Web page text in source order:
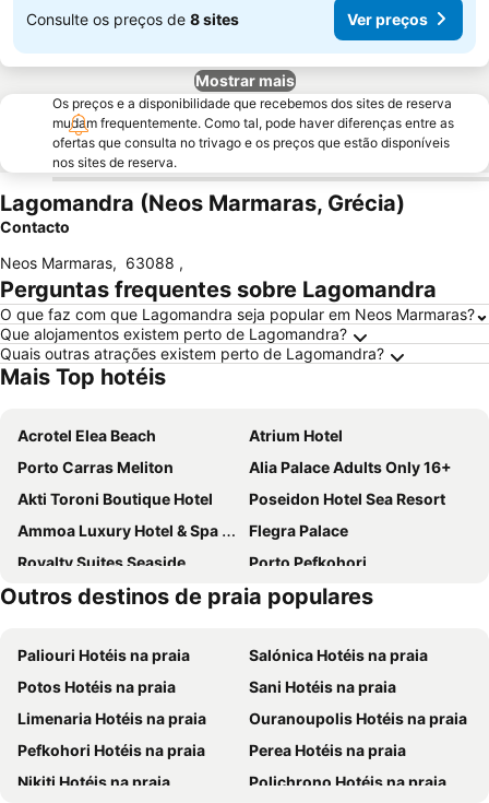
Consulte os preços de 8 sites Ver preços
Mostrar mais
Os preços e a disponibilidade que recebemos dos sites de reserva
mudam frequentemente. Como tal, pode haver diferenças entre as
ofertas que consulta no trivago e os preços que estão disponíveis
nos sites de reserva.
Lagomandra (Neos Marmaras, Grécia)
Contacto
Neos Marmaras, 63088 ,
Perguntas frequentes sobre Lagomandra
O que faz com que Lagomandra seja popular em Neos Marmaras?
Que alojamentos existem perto de Lagomandra?
Quais outras atrações existem perto de Lagomandra?
Mais Top hotéis
Acrotel Elea Beach
Atrium Hotel
Porto Carras Meliton
Alia Palace Adults Only 16+
Akti Toroni Boutique Hotel
Poseidon Hotel Sea Resort
Ammoa Luxury Hotel & Spa Resort
Flegra Palace
Royalty Suites Seaside
Porto Pefkohori
Lagomandra Hotel & Spa
Porto Koufo Hotel
Caretta Village
Saint George
Porfi Beach Hotel
Hotel Rema
Marabou Hotel
Kelyfos Hotel
Hotel Petunia
Hotel Pontos
Agnes Deluxe Hotel
Toroni Blue Sea Hotel
Outros destinos de praia populares
Paliouri Hotéis na praia
Salónica Hotéis na praia
Potos Hotéis na praia
Sani Hotéis na praia
Limenaria Hotéis na praia
Ouranoupolis Hotéis na praia
Pefkohori Hotéis na praia
Perea Hotéis na praia
Nikiti Hotéis na praia
Polichrono Hotéis na praia